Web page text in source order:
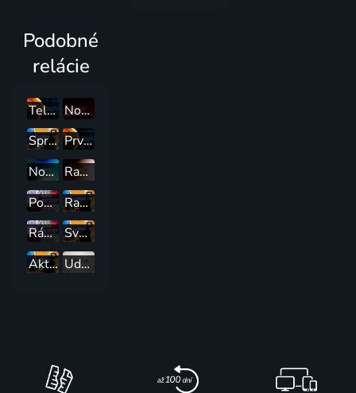
Podobné
relácie
Televízne noviny
Noviny TV JOJ
Správy
Prvé televízne noviny
Noviny o 12:00
Ranné noviny
Popoludnie naživo s Joj 24
Ranné správy
Ráno naživo s Joj 24
Svet :24
Aktuálne :24
Události